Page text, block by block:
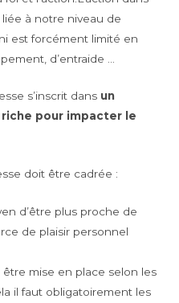
à notre niveau de
est forcément limité en
d’entraide …
s’inscrit dans un
pour impacter le
doit être cadrée :
d’être plus proche de
de plaisir personnel
mise en place selon les
il faut obligatoirement les